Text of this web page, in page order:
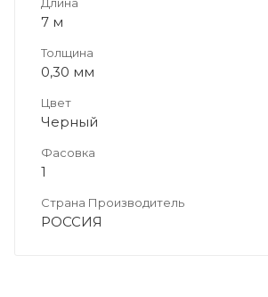
7 м
Толщина
0,30 мм
Цвет
Черный
Фасовка
1
Страна Производитель
РОССИЯ